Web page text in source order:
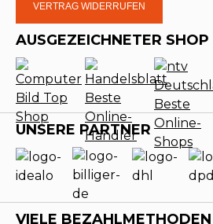
VERTRAG WIDERRUFEN
AUSGEZEICHNETER SHOP
UNSERE PARTNER
VIELE BEZAHLMETHODEN